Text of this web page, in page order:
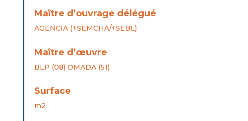
Maître d’ouvrage délégué
AGENCIA (+SEMCHA/+SEBL)
Maître d’œuvre
BLP (08) OMADA (51)
Surface
m2